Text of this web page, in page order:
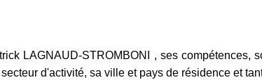
LAGNAUD-STROMBONI , ses compétences,
d'activité, sa ville et pays de résidence et